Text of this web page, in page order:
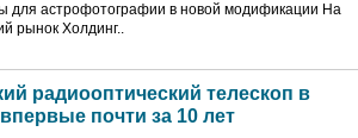
для астрофотографии в новой модификации На
рынок Холдинг..
радиооптический телескоп в
почти за 10 лет